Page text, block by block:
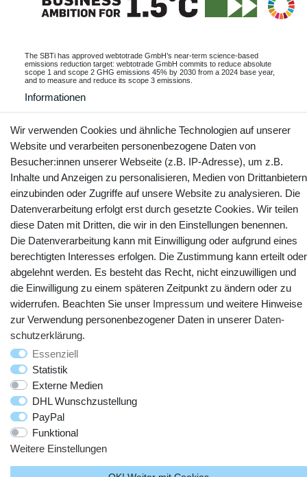
The SBTi has approved webtotrade GmbH’s near-term science-based
emissions reduction target: webtotrade GmbH commits to reduce absolute
scope 1 and scope 2 GHG emissions 45% by 2030 from a 2024 base year,
and to measure and reduce its scope 3 emissions.
Informationen
Vertrag widerrufen Kontakt
YouTube Facebook Instagram
© Copyright 2025 webtotrade GmbH. Alle Rechte vorbehalten.
Wir verwenden Cookies und ähnliche Technologien auf unserer
Website und verarbeiten personenbezogene Daten von
Besucher:innen unserer Webseite (z.B. IP-Adresse), um z.B.
Inhalte und Anzeigen zu personalisieren, Medien von Drittanbietern
einzubinden oder Zugriffe auf unsere Website zu analysieren. Die
Datenverarbeitung erfolgt erst durch gesetzte Cookies. Wir teilen
diese Daten mit Dritten, die wir in den Einstellungen benennen.
Die Datenverarbeitung kann mit Einwilligung oder aufgrund eines
berechtigten Interesses erfolgen. Die Zustimmung kann erteilt oder
abgelehnt werden. Es besteht das Recht, nicht einzuwilligen und
die Einwilligung zu einem späteren Zeitpunkt zu ändern oder zu
widerrufen. Beachten Sie unser Impressum und weitere Hinweise
zur Verwendung personenbezogener Daten in unserer Daten­
schutz­erklärung.
Essenziell
Statistik
Externe Medien
DHL Wunschzustellung
PayPal
Funktional
Weitere Einstellungen